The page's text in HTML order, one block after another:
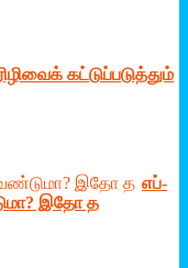
­கட்­டுப்­ப­டுத்தும்
எப்­
இதோ த